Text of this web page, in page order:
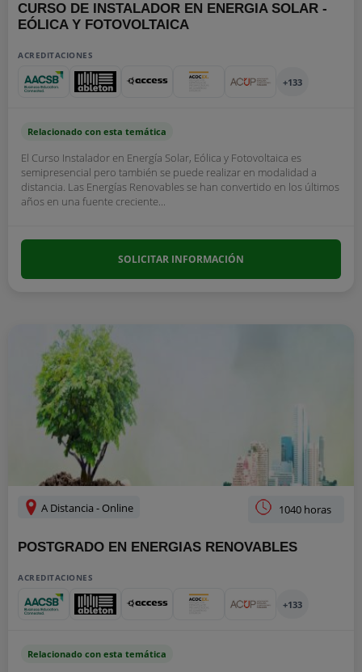
CURSO DE INSTALADOR EN ENERGIA SOLAR -
EÓLICA Y FOTOVOLTAICA
ACREDITACIONES
+133
Relacionado con esta temática
El Curso Instalador en Energía Solar, Eólica y Fotovoltaica es
semipresencial pero también se puede realizar en modalidad a
distancia. Las Energías Renovables se han convertido en los últimos
años en una fuente creciente...
SOLICITAR INFORMACIÓN
A Distancia - Online 1040 horas
POSTGRADO EN ENERGIAS RENOVABLES
ACREDITACIONES
+133
Relacionado con esta temática